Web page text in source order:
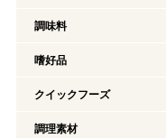
調味料
嗜好品
クイックフーズ
調理素材